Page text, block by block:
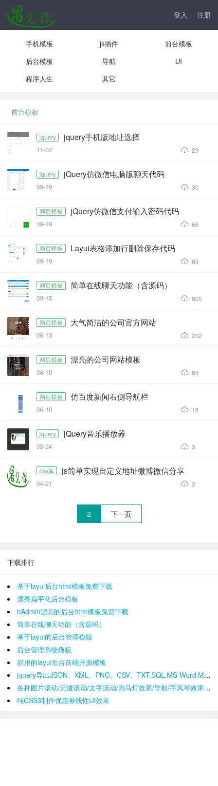
登入 注册
手机模板 js插件
前台模板
后台模板
导航
UI
程序人生
其它
前台模板
jquery jquery手机版地址选择
11-02 29
jquery jQuery仿微信电脑版聊天代码
09-19 30
网页模板 jQuery仿微信支付输入密码代码
09-19 66
网页模板 Layui表格添加行删除保存代码
09-19 69
网页模板 简单在线聊天功能（含源码）
09-15 905
网页模板 大气简洁的公司官方网站
06-13 202
网页模板 漂亮的公司网站模板
06-10 85
网页模板 仿百度新闻右侧导航栏
06-10 16
jquery jQuery音乐播放器
05-24 3
css库 js简单实现自定义地址微博微信分享
04-21 2
2 下一页
下载排行
基于layui后台html模板免费下载
漂亮扁平化后台模板
hAdmin漂亮的后台html模板免费下载
简单在线聊天功能（含源码）
基于layui的后台管理模版
后台管理系统模板
易用的layui后台前端开源模板
jquery导出JSON、XML、PNG、CSV、TXT,SQL,MS-Word,Ms-Excel Ms-Powerpoint、PDF插件
各种图片滚动/无缝滚动/文字滚动/跑马灯效果/导航/手风琴效果/轮播
纯CSS3制作优惠券线性UI效果